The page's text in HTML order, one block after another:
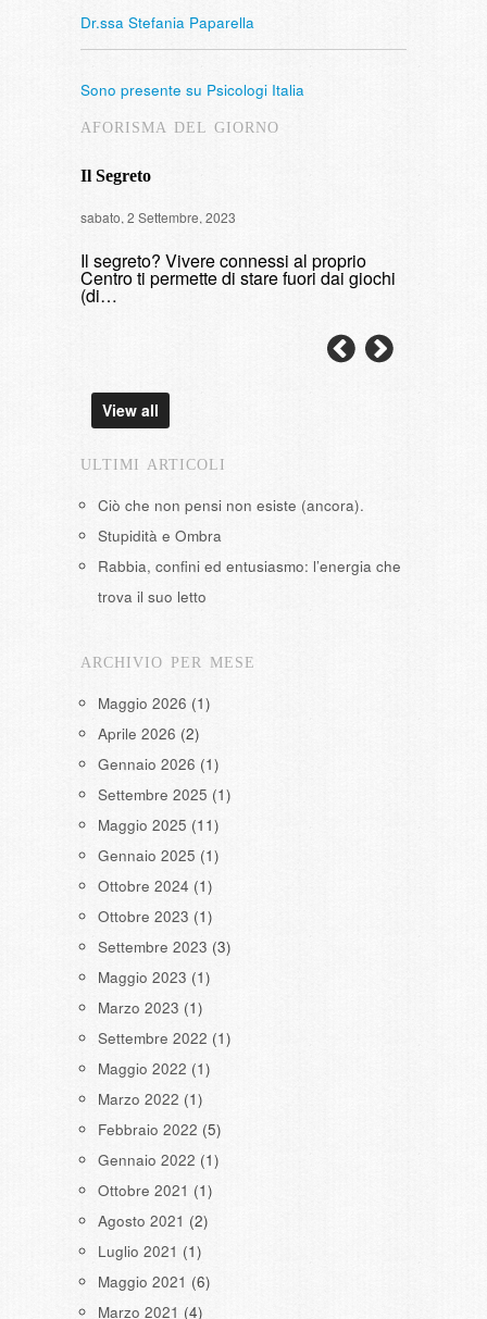
Dr.ssa Stefania Paparella
Sono presente su Psicologi Italia
AFORISMA DEL GIORNO
Il Segreto
sabato, 2 Settembre, 2023
Il segreto? Vivere connessi al proprio
Centro ti permette di stare fuori dai giochi
(di…
View all
ULTIMI ARTICOLI
Ciò che non pensi non esiste (ancora).
Stupidità e Ombra
Rabbia, confini ed entusiasmo: l’energia che
trova il suo letto
ARCHIVIO PER MESE
Maggio 2026 (1)
Aprile 2026 (2)
Gennaio 2026 (1)
Settembre 2025 (1)
Maggio 2025 (11)
Gennaio 2025 (1)
Ottobre 2024 (1)
Ottobre 2023 (1)
Settembre 2023 (3)
Maggio 2023 (1)
Marzo 2023 (1)
Settembre 2022 (1)
Maggio 2022 (1)
Marzo 2022 (1)
Febbraio 2022 (5)
Gennaio 2022 (1)
Ottobre 2021 (1)
Agosto 2021 (2)
Luglio 2021 (1)
Maggio 2021 (6)
Marzo 2021 (4)